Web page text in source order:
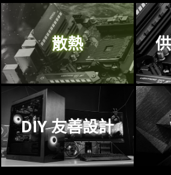
散熱
DIY 友善設計